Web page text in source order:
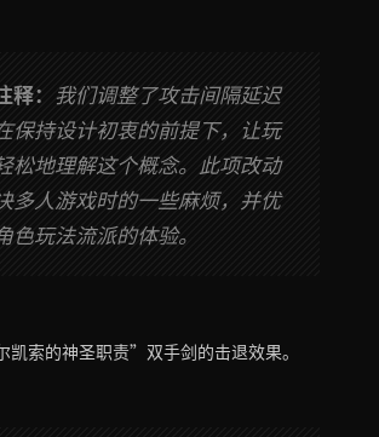
： 我们调整了攻击间隔延迟
保持设计初衷的前提下，让玩
松地理解这个概念。此项改动
多人游戏时的一些麻烦，并优
色玩法流派的体验。
索的神圣职责”双手剑的击退效果。